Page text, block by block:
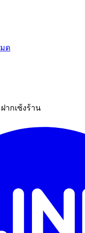
ด
ากเซ้งร้าน